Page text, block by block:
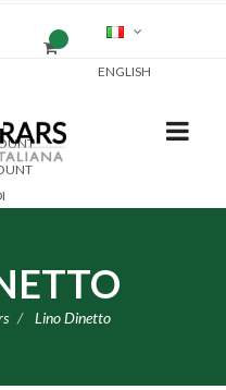
ENGLISH
Lino Dinetto